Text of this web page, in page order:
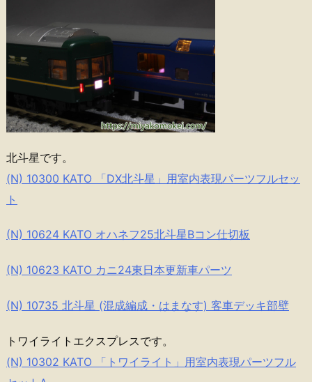
北斗星です。
(N) 10300 KATO 「DX北斗星」用室内表現パーツフルセッ
ト
(N) 10624 KATO オハネフ25北斗星Bコン仕切板
(N) 10623 KATO カニ24東日本更新車パーツ
(N) 10735 北斗星 (混成編成・はまなす) 客車デッキ部壁
トワイライトエクスプレスです。
(N) 10302 KATO 「トワイライト」用室内表現パーツフル